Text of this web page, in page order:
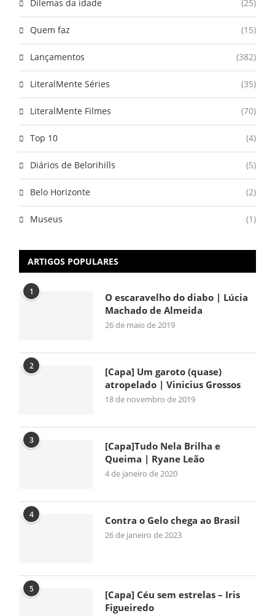
Dilemas da idade (25)
Quem faz (15)
Lançamentos (382)
LiteralMente Séries (35)
LiteralMente Filmes (70)
Top 10 (4)
Diários de Belorihills (5)
Belo Horizonte (2)
Museus (1)
ARTIGOS POPULARES
1
O escaravelho do diabo | Lúcia
Machado de Almeida
26 de maio de 2019
2
[Capa] Um garoto (quase)
atropelado | Vinicius Grossos
18 de novembro de 2019
3
[Capa]Tudo Nela Brilha e
Queima | Ryane Leão
4 de janeiro de 2020
4 Contra o Gelo chega ao Brasil
26 de janeiro de 2023
5
[Capa] Céu sem estrelas – Iris
Figueiredo